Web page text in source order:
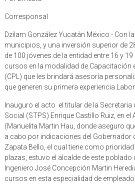
Corresponsal
Dzilam González Yucatán México.- Con
municipios, y una inversión superior de
de 100 jóvenes de la entidad entre 16 y
cursos en la modalidad de Capacitación
(CPL) que les brindará asesoría
que generen su primera experiencia
Inauguro el acto el titular de la Secretaria
Social (STPS) Enrique Castillo Ruiz, en
(Manuelita Martin Hau, donde aseguro
a cabo por indicaciones del Gobernador
Zapata Bello, el cual tiene como
plazas, estuvo el alcalde de este poblado
Ingeniero José Concepción Martin
cursos en esta especialidad de